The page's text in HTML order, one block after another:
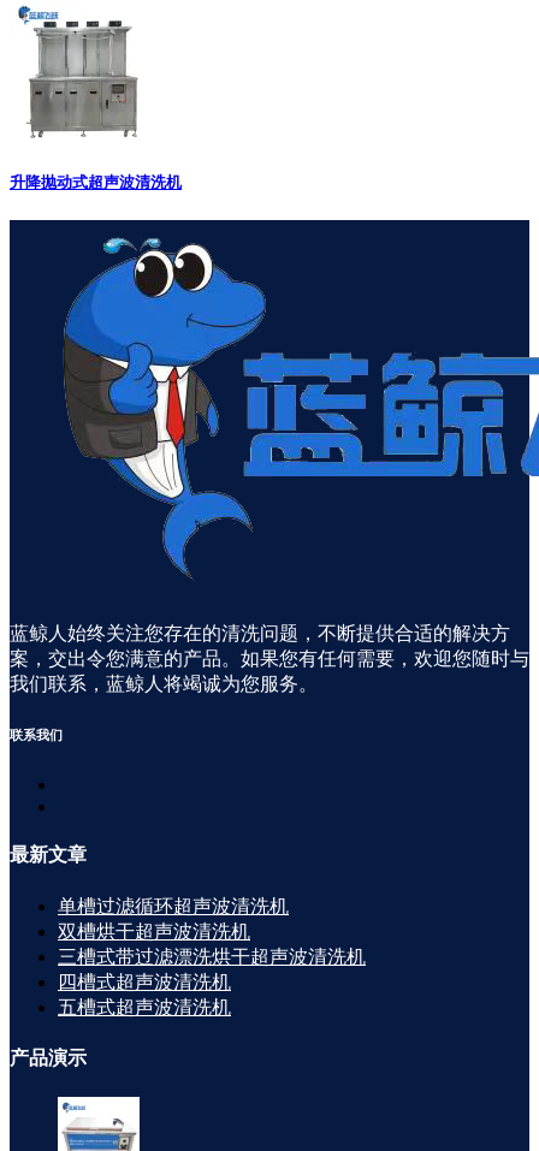
升降抛动式超声波清洗机
蓝鲸人始终关注您存在的清洗问题，不断提供合适的解决方
案，交出令您满意的产品。如果您有任何需要，欢迎您随时与
我们联系，蓝鲸人将竭诚为您服务。
联系我们
最新文章
单槽过滤循环超声波清洗机
双槽烘干超声波清洗机
三槽式带过滤漂洗烘干超声波清洗机
四槽式超声波清洗机
五槽式超声波清洗机
产品演示